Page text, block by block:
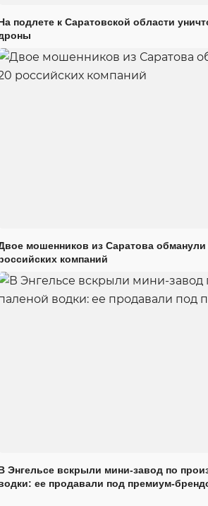
подлете к Саратовской области
мошенников из Саратова
компаний
Энгельсе вскрыли мини-завод по
ее продавали под премиум-